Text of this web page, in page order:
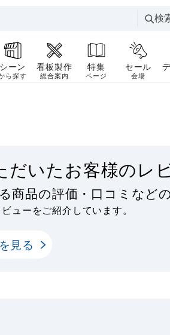
検
シーン
ら探す
看板製作
総合案内
特集
ページ
セール
会場
いたお客様のレ
商品の評価・口コミなど
ューをご紹介しています。
見る